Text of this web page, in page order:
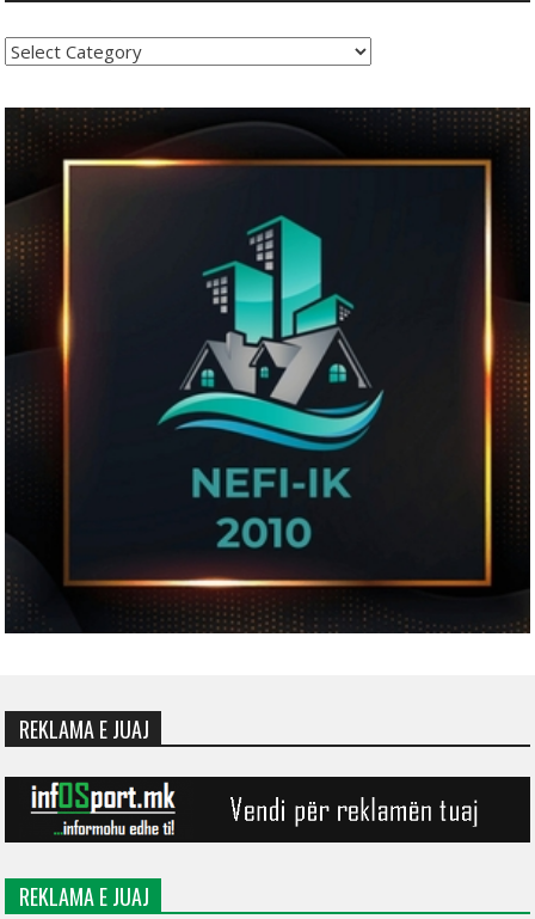
Kategoritë
REKLAMA E JUAJ
REKLAMA E JUAJ